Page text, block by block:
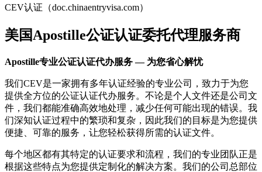
CEV认证（doc.chinaentryvisa.com）
美国Apostille公证认证委托代理服务商
Apostille专业公证认证代办服务 — 为您省心解忧
我们CEV是一家拥有多年认证经验的专业公司，致力于为您
提供全方位的公证认证代办服务。不论是个人文件还是公司文
件，我们都能准确高效地处理，减少任何可能出现的错误。我
们深知认证过程中的繁琐和复杂，因此我们的目标是为您提供
便捷、可靠的服务，让您轻松获得所需的认证文件。
每个地区都有其特定的认证要求和流程，我们的专业团队正是
根据这些特点为您提供定制化的解决方案。我们的公司总部位